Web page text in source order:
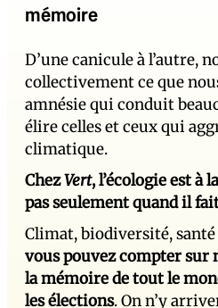
mémoire
D’une canicule à l’autre,
collectivement ce que
amnésie qui conduit
élire celles et ceux qui
climatique.
ChezVert, l’écologie est à
pas seulement quand il
Climat, biodiversité,
vous pouvez compter
la mémoire de tout le
les élections. On n’y